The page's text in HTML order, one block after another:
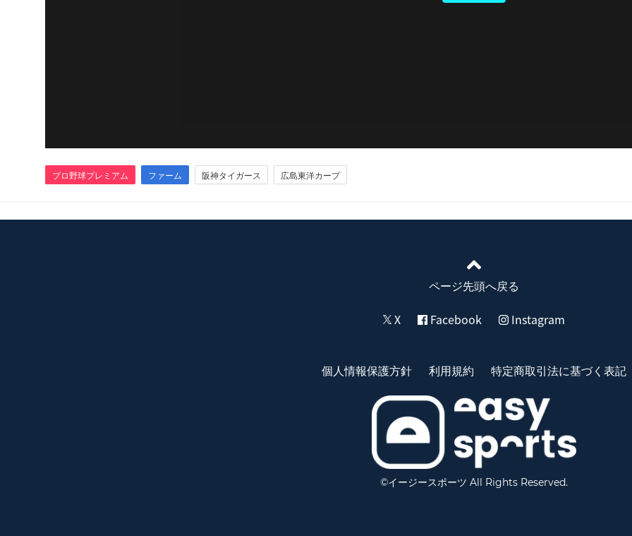
プロ野球プレミアム ファーム 阪神タイガース 広島東洋カープ
ページ先頭へ戻る
X
Facebook Instagram
個人情報保護方針 利用規約 特定商取引法に基づく表記
©イージースポーツ All Rights Reserved.